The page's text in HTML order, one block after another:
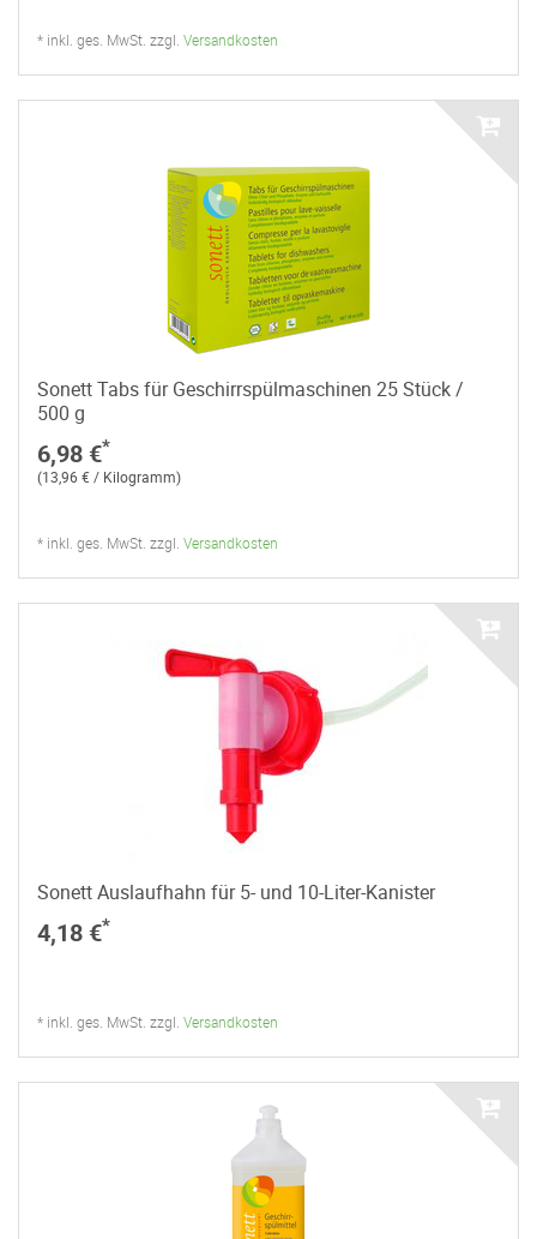
* inkl. ges. MwSt. zzgl. Versandkosten
Sonett Tabs für Geschirrspülmaschinen 25 Stück /
500 g
6,98 €*
(13,96 € / Kilogramm)
* inkl. ges. MwSt. zzgl. Versandkosten
Sonett Auslaufhahn für 5- und 10-Liter-Kanister
4,18 €*
* inkl. ges. MwSt. zzgl. Versandkosten